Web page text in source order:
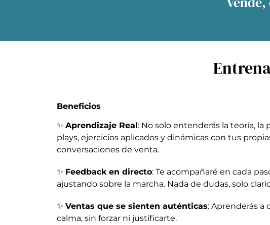
Beneficios
✨ Aprendizaje Real: No solo entenderás la teoría, la
plays, ejercicios aplicados y dinámicas con tus
conversaciones de venta.
✨ Feedback en directo: Te acompañaré en cada
ajustando sobre la marcha. Nada de dudas, solo
✨ Ventas que se sienten auténticas: Aprenderás a
calma, sin forzar ni justificarte.